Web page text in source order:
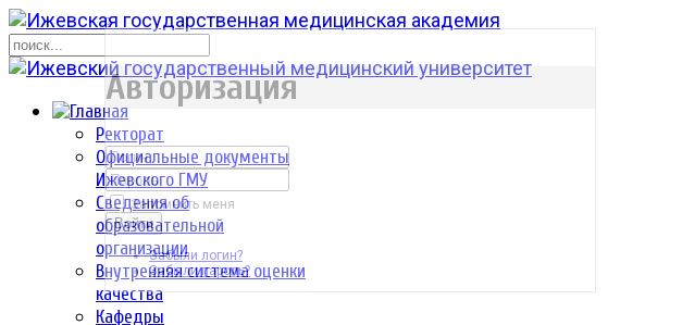
Ректорат
Официальные документы
Ижевского ГМУ
Сведения об
образовательной
организации
Внутренняя система оценки
качества
Кафедры
р
Авторизация
Запомнить меня
Войти
Забыли логин?
Забыли пароль?